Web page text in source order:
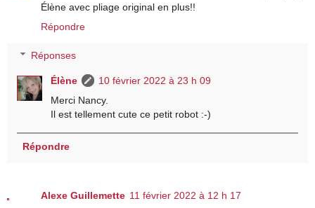
Élène avec pliage original en plus!!
Répondre
Réponses
Élène
10 février 2022 à 23 h 09
Merci Nancy.
Il est tellement cute ce petit robot :-)
Répondre
Alexe Guillemette 11 février 2022 à 12 h 17